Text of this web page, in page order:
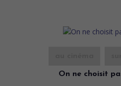
On ne choisit